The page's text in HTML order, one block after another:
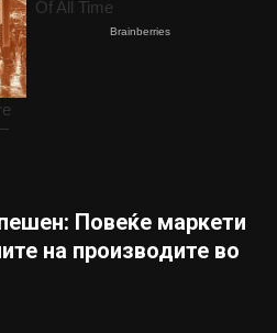
Повеќе маркети
на производите во